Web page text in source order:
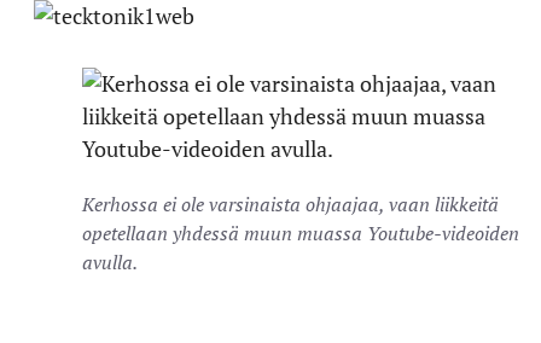
Kerhossa ei ole varsinaista ohjaajaa, vaan liikkeitä
opetellaan yhdessä muun muassa Youtube-videoiden
avulla.